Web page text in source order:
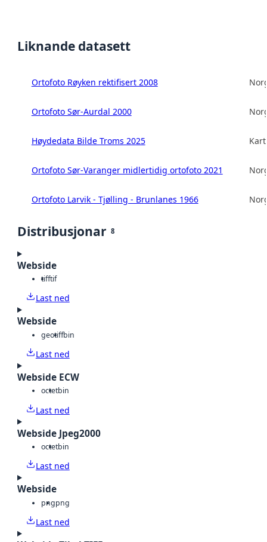
Liknande datasett
Ortofoto Røyken rektifisert 2008
Ortofoto Sør-Aurdal 2000
Høydedata Bilde Troms 2025
Ortofoto Sør-Varanger midlertidig ortofoto 2021
Ortofoto Larvik - Tjølling - Brunlanes 1966
Distribusjonar 8
Webside
tifftif
Last ned
Webside
geotiffbin
Last ned
Webside ECW
octetbin
Last ned
Webside Jpeg2000
octetbin
Last ned
Webside
pngpng
Last ned